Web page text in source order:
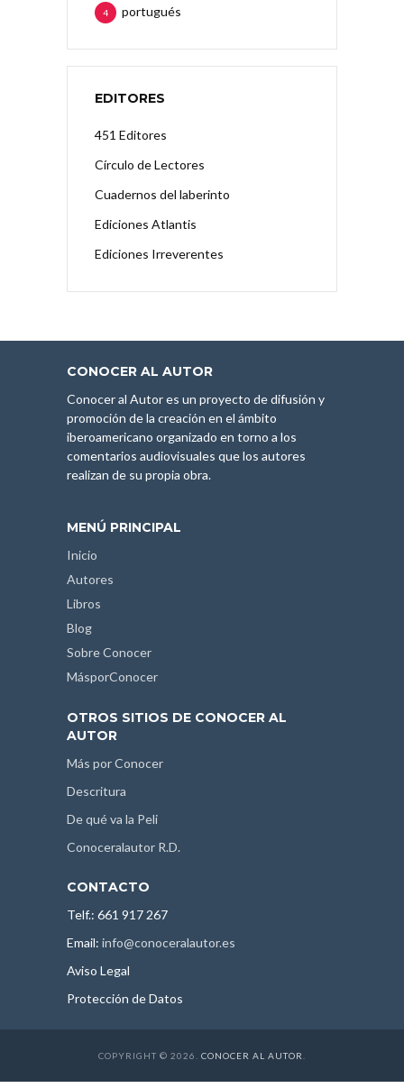
portugués
4
EDITORES
451 Editores
Círculo de Lectores
Cuadernos del laberinto
Ediciones Atlantis
Ediciones Irreverentes
CONOCER AL AUTOR
Conocer al Autor es un proyecto de difusión y
promoción de la creación en el ámbito
iberoamericano organizado en torno a los
comentarios audiovisuales que los autores
realizan de su propia obra.
MENÚ PRINCIPAL
Inicio
Autores
Libros
Blog
Sobre Conocer
MásporConocer
OTROS SITIOS DE CONOCER AL
AUTOR
Más por Conocer
Descritura
De qué va la Peli
Conoceralautor R.D.
CONTACTO
Telf.: 661 917 267
Email: info@conoceralautor.es
Aviso Legal
Protección de Datos
COPYRIGHT © 2026. CONOCER AL AUTOR